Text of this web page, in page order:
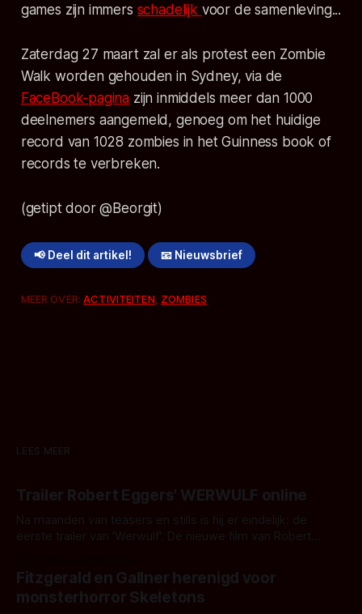
games zijn immers schadelijk voor de samenleving...
Zaterdag 27 maart zal er als protest een Zombie
Walk worden gehouden in Sydney, via de
FaceBook-pagina zijn inmiddels meer dan 1000
deelnemers aangemeld, genoeg om het huidige
record van 1028 zombies in het Guinness book of
records te verbreken.
(getipt door @Beorgit)
📢 Deel dit artikel! 📧 Nieuwsbrief
MEER OVER:ACTIVITEITEN, ZOMBIES
LEES MEER
Trailer Robert Eggers' WERWULF online
Na maanden van teasers en stills is hij er eindelijk: de
eerste trailer van 'Werwulf'. De nieuwe film van Robert
kille stijl vol folklore en mythe. Het topic deze keer is (kon
het het al raden?)... de weerwolf. Kijk je mee?
Fitzgerald en Gallner herenigd voor
monsterhorror Skeletons